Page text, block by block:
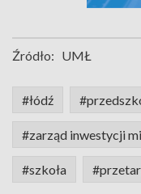
Źródło: UMŁ
#łódź
#zarząd inwestycji
#szkoła